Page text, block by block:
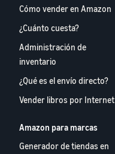
Cómo vender en Amazon
¿Cuánto cuesta?
Administración de
inventario
¿Qué es el envío directo?
Vender libros por Internet
Amazon para marcas
Generador de tiendas en